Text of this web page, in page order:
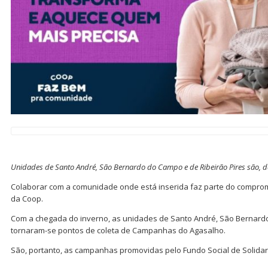
Unidades de Santo André, São Bernardo do Campo e de Ribeirão Pires são,
Colaborar com a comunidade onde está inserida faz parte do
da Coop.
Com a chegada do inverno, as unidades de Santo André, São
tornaram-se pontos de coleta de Campanhas do Agasalho.
São, portanto, as campanhas promovidas pelo Fundo Social de